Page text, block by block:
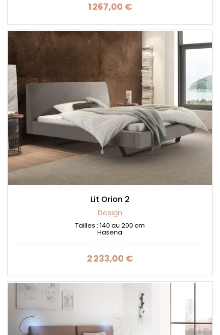
Prix
1 267,00 €
Lit Orion 2
Design
Tailles : 140 au 200 cm
Hasena
Prix
2 233,00 €